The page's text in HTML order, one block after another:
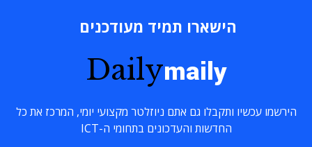
הישארו תמיד מעודכנים
Dailymaily
הירשמו עכשיו ותקבלו גם אתם ניוזלטר מקצועי יומי, המרכז את כל
החדשות והעדכונים בתחומי ה-ICT